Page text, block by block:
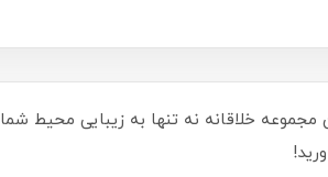
خلاقانه نه تنها به زیبایی محیط شما